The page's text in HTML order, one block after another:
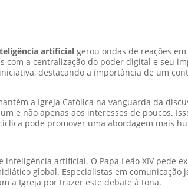
artificial gerou ondas de reações
a centralização do poder digital e seu
destacando a importância de um
a Igreja Católica na vanguarda da
e não apenas aos interesses de poucos.
pode promover uma abordagem mais
artificial. O Papa Leão XIV pede
global. Especialistas em comunicação
a Igreja por trazer este debate à tona.